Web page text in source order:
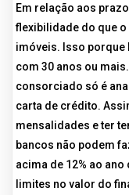
Em relação aos
flexibilidade do que
imóveis. Isso porque
com 30 anos ou
consorciado só é
carta de crédito.
mensalidades e ter
bancos não podem
acima de 12% ao ano
limites no valor do